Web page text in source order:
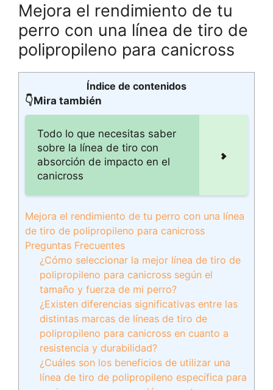
Mejora el rendimiento de tu
perro con una línea de tiro de
polipropileno para canicross
Índice de contenidos
👇Mira también
Todo lo que necesitas saber
sobre la línea de tiro con
absorción de impacto en el
canicross
Mejora el rendimiento de tu perro con una línea
de tiro de polipropileno para canicross
Preguntas Frecuentes
¿Cómo seleccionar la mejor línea de tiro de
polipropileno para canicross según el
tamaño y fuerza de mi perro?
¿Existen diferencias significativas entre las
distintas marcas de líneas de tiro de
polipropileno para canicross en cuanto a
resistencia y durabilidad?
¿Cuáles son los beneficios de utilizar una
línea de tiro de polipropileno específica para